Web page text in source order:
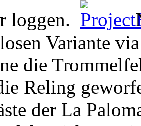
loggen.
Variante
die
Reling
der La